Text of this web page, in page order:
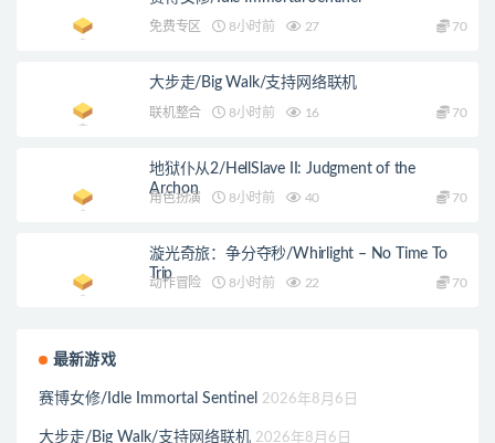
免费专区 8小时前 27 70
大步走/Big Walk/支持网络联机
联机整合 8小时前 16 70
地狱仆从2/HellSlave II: Judgment of the
Archon
角色扮演 8小时前 40 70
漩光奇旅：争分夺秒/Whirlight – No Time To
Trip
动作冒险 8小时前 22 70
最新游戏
赛博女修/Idle Immortal Sentinel 2026年8月6日
大步走/Big Walk/支持网络联机 2026年8月6日